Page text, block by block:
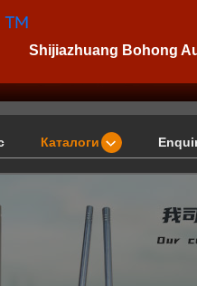
Shijiazhuang Bohong
Каталоги